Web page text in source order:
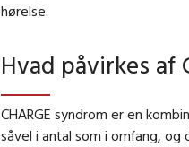
hørelse.
Hvad påvirkes af
CHARGE syndrom er en
såvel i antal som i omfang, og